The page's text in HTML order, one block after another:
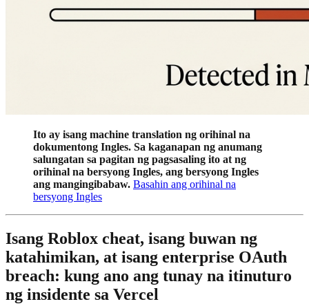
Ito ay isang machine translation ng orihinal na
dokumentong Ingles. Sa kaganapan ng anumang
salungatan sa pagitan ng pagsasaling ito at ng
orihinal na bersyong Ingles, ang bersyong Ingles
ang mangingibabaw. Basahin ang orihinal na
bersyong Ingles
Isang Roblox cheat, isang buwan ng
katahimikan, at isang enterprise OAuth
breach: kung ano ang tunay na itinuturo
ng insidente sa Vercel